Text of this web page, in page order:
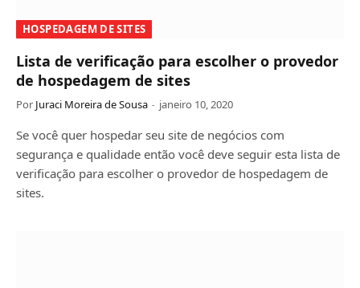
HOSPEDAGEM DE SITES
Lista de verificação para escolher o provedor
de hospedagem de sites
Por Juraci Moreira de Sousa janeiro 10, 2020
Se você quer hospedar seu site de negócios com
segurança e qualidade então você deve seguir esta lista de
verificação para escolher o provedor de hospedagem de
sites.